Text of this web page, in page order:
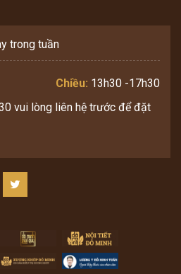
trong tuần
Chiều: 13h30 -17h30
vui lòng liên hệ trước để đặt